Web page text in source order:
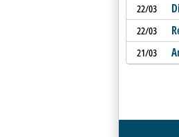
22/03
22/03
21/03